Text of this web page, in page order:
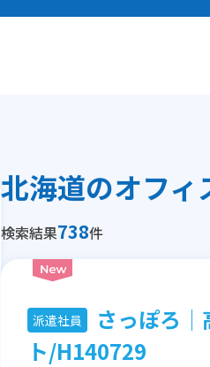
北海道のオフィ
検索結果738件
派遣社員
さっぽろ│
ト/H140729